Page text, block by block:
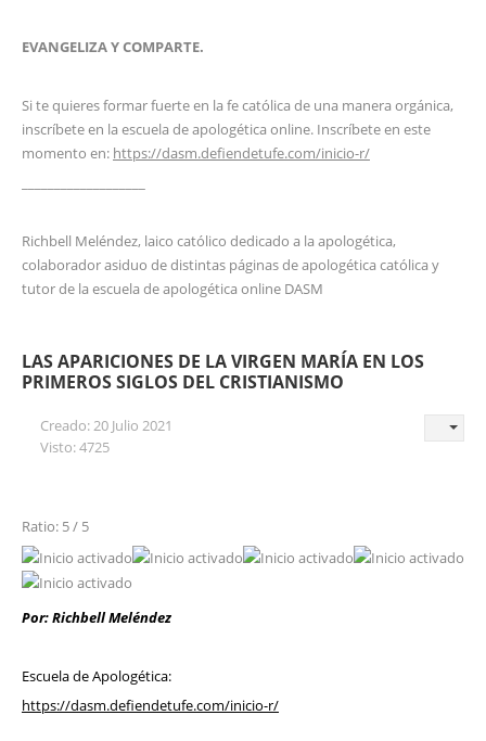
EVANGELIZA Y COMPARTE.
Si te quieres formar fuerte en la fe católica de una manera orgánica,
inscríbete en la escuela de apologética online. Inscríbete en este
momento en: https://dasm.defiendetufe.com/inicio-r/
Richbell Meléndez, laico católico dedicado a la apologética,
colaborador asiduo de distintas páginas de apologética católica y
tutor de la escuela de apologética online DASM
LAS APARICIONES DE LA VIRGEN MARÍA EN LOS
PRIMEROS SIGLOS DEL CRISTIANISMO
Creado: 20 Julio 2021
Visto: 4725
Ratio: 5 / 5
Por: Richbell Meléndez
Escuela de Apologética:
https://dasm.defiendetufe.com/inicio-r/